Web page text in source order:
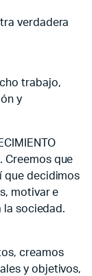
verdadera
trabajo,
y
Creemos que
que decidimos
motivar e
la sociedad.
creamos
y objetivos,